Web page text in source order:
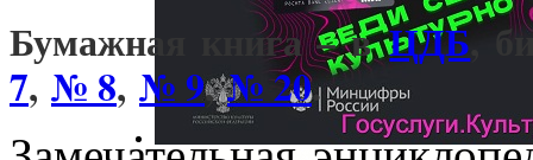
Бумажная книга – вЦДБ,
7, № 8, № 9,№ 20.